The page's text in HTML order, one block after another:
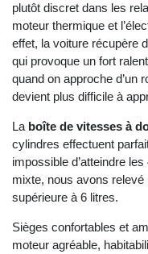
plutôt discret dans les
moteur thermique et
effet, la voiture récupère
qui provoque un fort
quand on approche d’un
devient plus difficile à
La boîte de vitesses à
cylindres effectuent
impossible d’atteindre
mixte, nous avons
supérieure à 6 litres.
Sièges confortables et
moteur agréable,